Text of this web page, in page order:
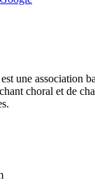
une association
choral et de